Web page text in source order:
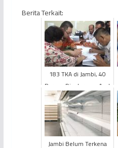
Berita Terkait:
183 TKA di Jambi, 40
Persen Diantaranya Asal
Cina
Jambi Belum Terkena